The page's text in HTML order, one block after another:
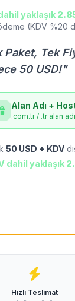
yaklaşık
ödeme (KDV %20
Paket, Tek
50 USD!"
Alan Adı +
.com.tr / .tr alan
50 USD + KDV
dahil yaklaşık
Hızlı Teslimat